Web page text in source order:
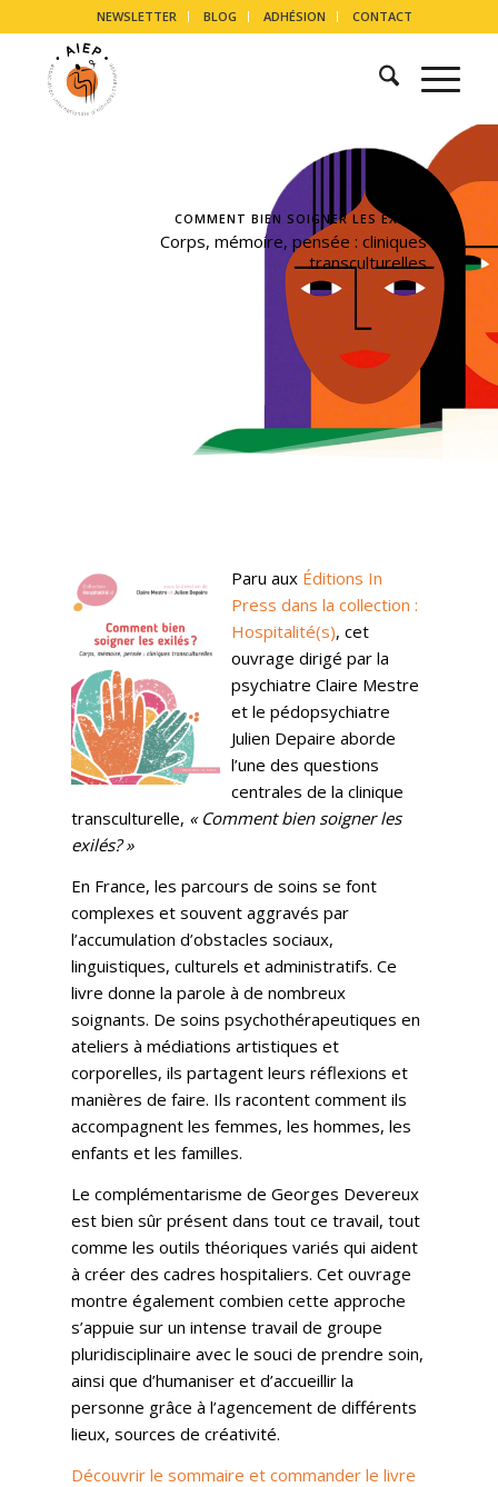
NEWSLETTER BLOG ADHÉSION CONTACT
COMMENT BIEN SOIGNER LES EXILÉS
Corps, mémoire, pensée : cliniques
transculturelles
Paru aux Éditions In
Press dans la collection :
Hospitalité(s), cet
ouvrage dirigé par la
psychiatre Claire Mestre
et le pédopsychiatre
Julien Depaire aborde
l’une des questions
centrales de la clinique
transculturelle, « Comment bien soigner les
exilés? »
En France, les parcours de soins se font
complexes et souvent aggravés par
l’accumulation d’obstacles sociaux,
linguistiques, culturels et administratifs. Ce
livre donne la parole à de nombreux
soignants. De soins psychothérapeutiques en
ateliers à médiations artistiques et
corporelles, ils partagent leurs réflexions et
manières de faire. Ils racontent comment ils
accompagnent les femmes, les hommes, les
enfants et les familles.
Le complémentarisme de Georges Devereux
est bien sûr présent dans tout ce travail, tout
comme les outils théoriques variés qui aident
à créer des cadres hospitaliers. Cet ouvrage
montre également combien cette approche
s’appuie sur un intense travail de groupe
pluridisciplinaire avec le souci de prendre soin,
ainsi que d’humaniser et d’accueillir la
personne grâce à l’agencement de différents
lieux, sources de créativité.
Découvrir le sommaire et commander le livre